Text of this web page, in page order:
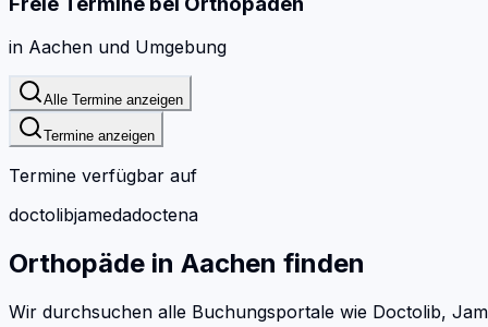
in Aachen und Umgebung
Alle Termine anzeigen
Termine anzeigen
Termine verfügbar auf
doctolibjamedadoctena
Orthopäde in Aachen finden
Wir durchsuchen alle Buchungsportale wie Doctolib,